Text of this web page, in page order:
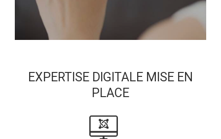
EXPERTISE DIGITALE MISE EN
PLACE